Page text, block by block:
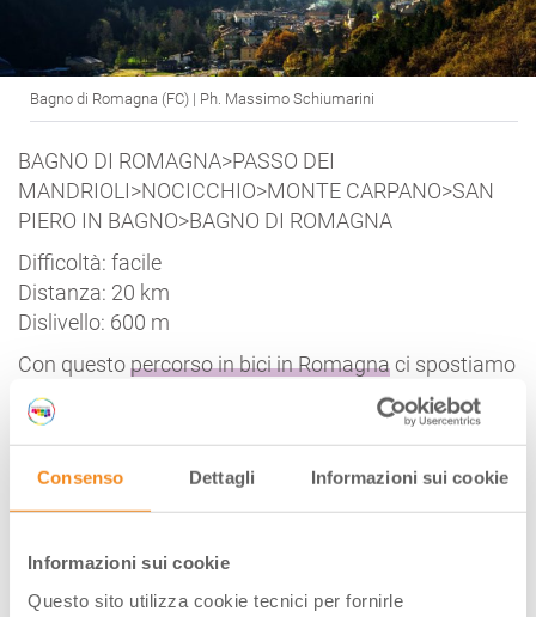
Consenso Dettagli Informazioni sui cookie
Informazioni sui cookie
Questo sito utilizza cookie tecnici per fornirle
Bagno di Romagna (FC) | Ph. Massimo Schiumarini
BAGNO DI ROMAGNA>PASSO DEI
MANDRIOLI>NOCICCHIO>MONTE CARPANO>SAN
PIERO IN BAGNO>BAGNO DI ROMAGNA
Difficoltà: facile
Distanza: 20 km
Dislivello: 600 m
Con questopercorso in bici in Romagnaci spostiamo
in direzione di Cesena per ammirare le splendide cime
che sovrastano
, uno dei comuni
compresi all’interno delParco Nazionale delle Foreste
Casentinesi
. Una volta lasciato il piccolo borgo alle
spalle si pedala verso il confine con la Toscana, in
partenza c’è tempo per ammirare le grandi scarpate
che si aprono lungo il percorso, alternate tipiche rocce